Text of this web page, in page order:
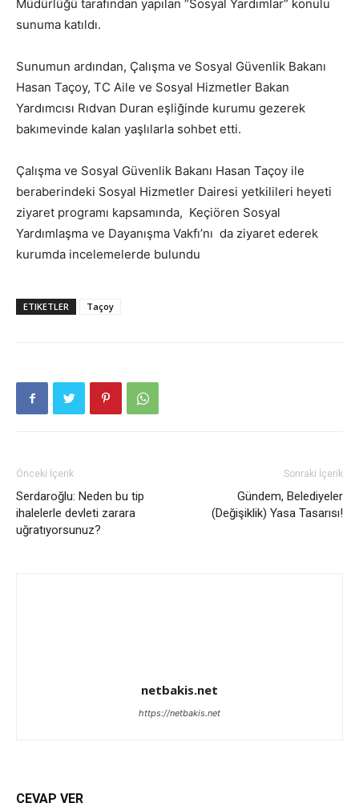
Müdürlüğü tarafından yapılan “Sosyal Yardımlar” konulu
sunuma katıldı.
Sunumun ardından, Çalışma ve Sosyal Güvenlik Bakanı
Hasan Taçoy, TC Aile ve Sosyal Hizmetler Bakan
Yardımcısı Rıdvan Duran eşliğinde kurumu gezerek
bakımevinde kalan yaşlılarla sohbet etti.
Çalışma ve Sosyal Güvenlik Bakanı Hasan Taçoy ile
beraberindeki Sosyal Hizmetler Dairesi yetkilileri heyeti
ziyaret programı kapsamında, Keçiören Sosyal
Yardımlaşma ve Dayanışma Vakfı’nı da ziyaret ederek
kurumda incelemelerde bulundu
ETIKETLER Taçoy
Önceki İçerik
Serdaroğlu: Neden bu tip
ihalelerle devleti zarara
uğratıyorsunuz?
Sonraki İçerik
Gündem, Belediyeler
(Değişiklik) Yasa Tasarısı!
netbakis.net
https://netbakis.net
CEVAP VER